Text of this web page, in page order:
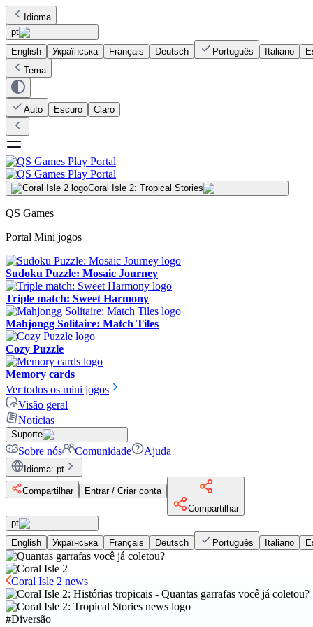
Idioma
pt
English
Українська Français Deutsch Português Italiano
Tema
Auto Escuro Claro
Coral Isle 2: Tropical Stories
QS Games
Portal Mini jogos
Sudoku Puzzle: Mosaic Journey
Triple match: Sweet Harmony
Mahjongg Solitaire: Match Tiles
Cozy Puzzle
Memory cards
Ver todos os mini jogos
Visão geral
Notícias
Suporte
Sobre nós Comunidade Ajuda
Idioma: pt
Compartilhar
Entrar / Criar conta
Compartilhar
pt
English
Українська Français Deutsch Português Italiano
Coral Isle 2 news
#Diversão